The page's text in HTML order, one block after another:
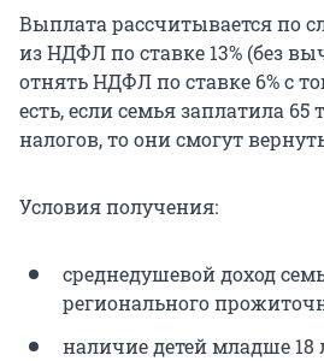
Выплата рассчитывается по
из НДФЛ по ставке 13% (без
отнять НДФЛ по ставке 6% с
есть, если семья заплатила 65
налогов, то они смогут
Условия получения:
среднедушевой доход
регионального
наличие детей младше 18